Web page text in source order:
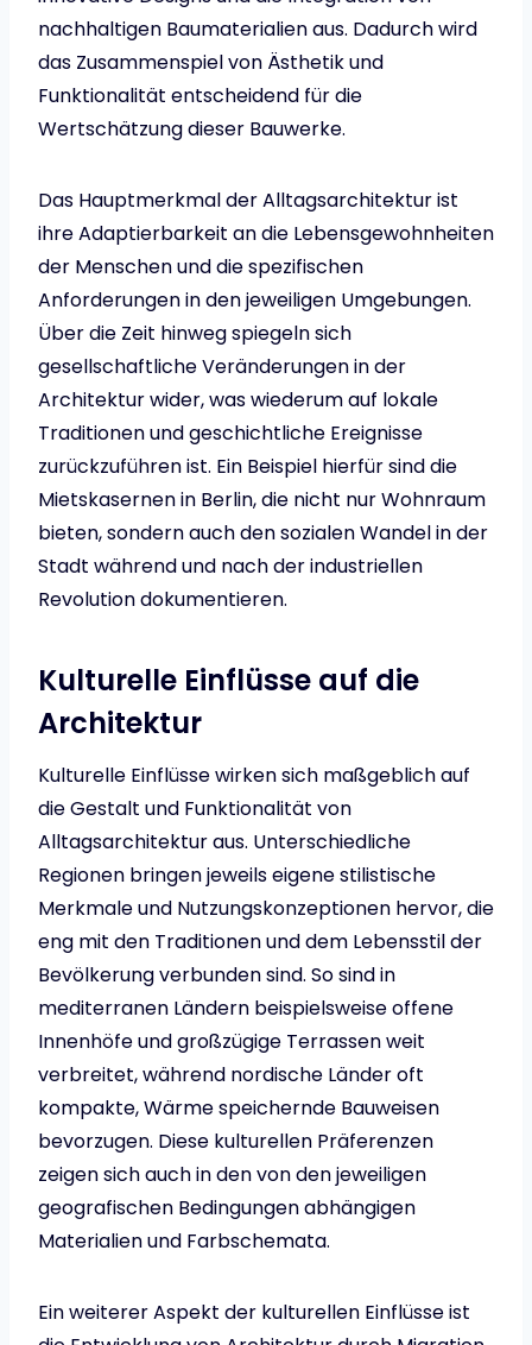
nachhaltigen Baumaterialien aus. Dadurch wird
das Zusammenspiel von Ästhetik und
Funktionalität entscheidend für die
Wertschätzung dieser Bauwerke.
Das Hauptmerkmal der Alltagsarchitektur ist
ihre Adaptierbarkeit an die Lebensgewohnheiten
der Menschen und die spezifischen
Anforderungen in den jeweiligen Umgebungen.
Über die Zeit hinweg spiegeln sich
gesellschaftliche Veränderungen in der
Architektur wider, was wiederum auf lokale
Traditionen und geschichtliche Ereignisse
zurückzuführen ist. Ein Beispiel hierfür sind die
Mietskasernen in Berlin, die nicht nur Wohnraum
bieten, sondern auch den sozialen Wandel in der
Stadt während und nach der industriellen
Revolution dokumentieren.
Kulturelle Einflüsse auf die
Architektur
Kulturelle Einflüsse wirken sich maßgeblich auf
die Gestalt und Funktionalität von
Alltagsarchitektur aus. Unterschiedliche
Regionen bringen jeweils eigene stilistische
Merkmale und Nutzungskonzeptionen hervor, die
eng mit den Traditionen und dem Lebensstil der
Bevölkerung verbunden sind. So sind in
mediterranen Ländern beispielsweise offene
Innenhöfe und großzügige Terrassen weit
verbreitet, während nordische Länder oft
kompakte, Wärme speichernde Bauweisen
bevorzugen. Diese kulturellen Präferenzen
zeigen sich auch in den von den jeweiligen
geografischen Bedingungen abhängigen
Materialien und Farbschemata.
Ein weiterer Aspekt der kulturellen Einflüsse ist